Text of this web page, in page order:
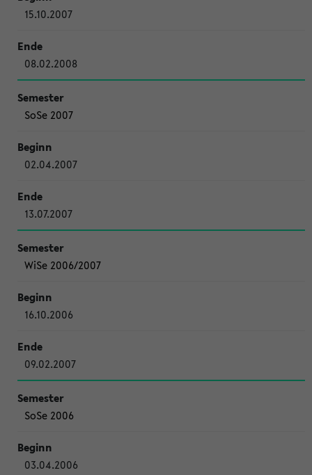
15.10.2007
08.02.2008
SoSe 2007
02.04.2007
13.07.2007
WiSe 2006/2007
16.10.2006
09.02.2007
SoSe 2006
03.04.2006